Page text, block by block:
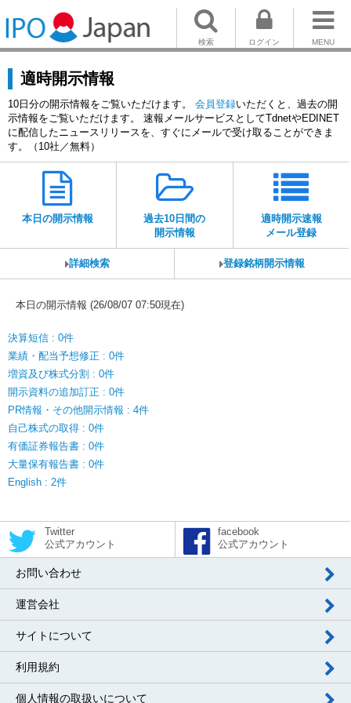
MENU
ログイン
検索
適時開示情報
10日分の開示情報をご覧いただけます。 会員登録いただくと、過去の開
示情報をご覧いただけます。 速報メールサービスとしてTdnetやEDINET
に配信したニュースリリースを、すぐにメールで受け取ることができま
す。（10社／無料）
本日の開示情報
過去10日間の
開示情報
適時開示速報
メール登録
詳細検索 登録銘柄開示情報
本日の開示情報 (26/08/07 07:50現在)
決算短信 : 0件
業績・配当予想修正 : 0件
増資及び株式分割 : 0件
開示資料の追加訂正 : 0件
PR情報・その他開示情報 : 4件
自己株式の取得 : 0件
有価証券報告書 : 0件
大量保有報告書 : 0件
English : 2件
Twitter
公式アカウント
facebook
公式アカウント
お問い合わせ
運営会社
サイトについて
利用規約
個人情報の取扱いについて